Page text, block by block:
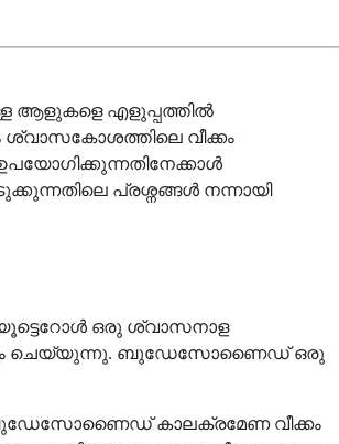
ആളുകളെ എളുപ്പത്തിൽ
വീക്കം
പ്രശ്നങ്ങൾ നന്നായി
ഒരു ശ്വാസനാള
ചെയ്യുന്നു. ബുഡേസോണൈഡ് ഒരു
കാലക്രമേണ വീക്കം